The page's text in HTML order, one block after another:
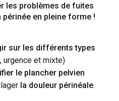
les problèmes de fuites
périnée en pleine forme !
sur les différents types
urgence et mixte)
le plancher pelvien
la douleur périnéale.